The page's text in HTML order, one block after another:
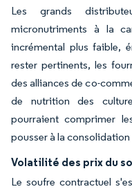
Les grands
micronutriments à la
incrémental plus faible,
rester pertinents, les
des alliances de co-
de nutrition des
pourraient comprimer
pousser à la
Volatilité des prix du
Le soufre contractuel